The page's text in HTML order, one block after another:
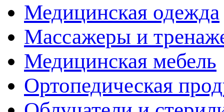
Медицинская одежда
Массажеры и
Медицинская мебель
Ортопедическая